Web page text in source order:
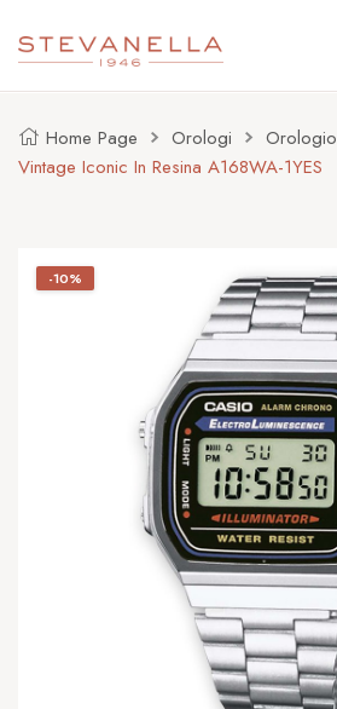
Home Page Orologi Orologio
Vintage Iconic In Resina A168WA-1YES
-10%